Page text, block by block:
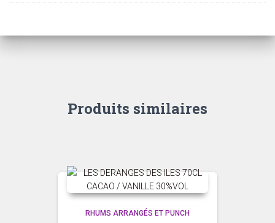
Produits similaires
RHUMS ARRANGÉS ET PUNCH